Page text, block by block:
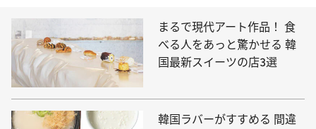
まるで現代アート作品！ 食
べる人をあっと驚かせる 韓
国最新スイーツの店3選
韓国ラバーがすすめる 間違